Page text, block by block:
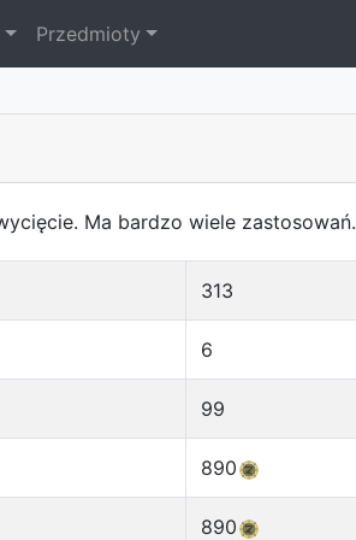
Przedmioty
Ma bardzo wiele zastosowań.
313
6
99
890
890